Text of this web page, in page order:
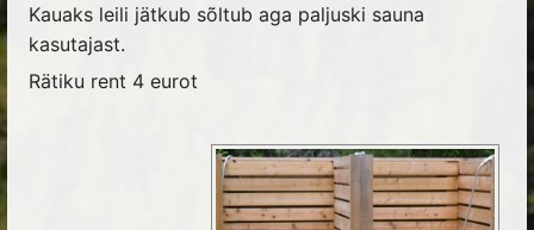
Kauaks leili jätkub sõltub aga paljuski sauna
kasutajast.
Rätiku rent 4 eurot